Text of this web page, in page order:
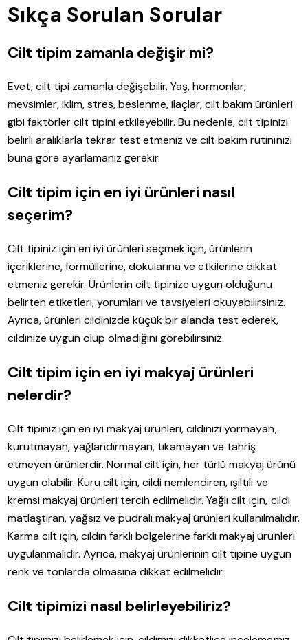
Sıkça Sorulan Sorular
Cilt tipim zamanla değişir mi?
Evet, cilt tipi zamanla değişebilir. Yaş, hormonlar,
mevsimler, iklim, stres, beslenme, ilaçlar, cilt bakım ürünleri
gibi faktörler cilt tipini etkileyebilir. Bu nedenle, cilt tipinizi
belirli aralıklarla tekrar test etmeniz ve cilt bakım rutininizi
buna göre ayarlamanız gerekir.
Cilt tipim için en iyi ürünleri nasıl
seçerim?
Cilt tipiniz için en iyi ürünleri seçmek için, ürünlerin
içeriklerine, formüllerine, dokularına ve etkilerine dikkat
etmeniz gerekir. Ürünlerin cilt tipinize uygun olduğunu
belirten etiketleri, yorumları ve tavsiyeleri okuyabilirsiniz.
Ayrıca, ürünleri cildinizde küçük bir alanda test ederek,
cildinize uygun olup olmadığını görebilirsiniz.
Cilt tipim için en iyi makyaj ürünleri
nelerdir?
Cilt tipiniz için en iyi makyaj ürünleri, cildinizi yormayan,
kurutmayan, yağlandırmayan, tıkamayan ve tahriş
etmeyen ürünlerdir. Normal cilt için, her türlü makyaj ürünü
uygun olabilir. Kuru cilt için, cildi nemlendiren, ışıltılı ve
kremsi makyaj ürünleri tercih edilmelidir. Yağlı cilt için, cildi
matlaştıran, yağsız ve pudralı makyaj ürünleri kullanılmalıdır.
Karma cilt için, cildin farklı bölgelerine farklı makyaj ürünleri
uygulanmalıdır. Ayrıca, makyaj ürünlerinin cilt tipine uygun
renk ve tonlarda olmasına dikkat edilmelidir.
Cilt tipimizi nasıl belirleyebiliriz?